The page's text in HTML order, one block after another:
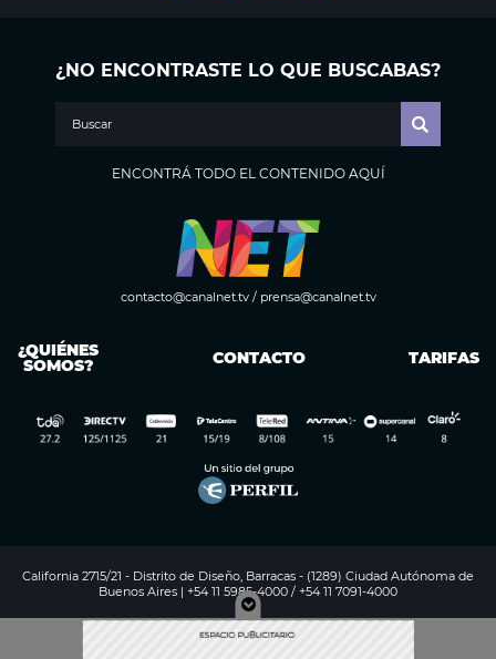
¿NO ENCONTRASTE LO QUE BUSCABAS?
ENCONTRÁ TODO EL CONTENIDO AQUÍ
contacto@canalnet.tv/ prensa@canalnet.tv
¿QUIÉNES
SOMOS? CONTACTO TARIFAS
California 2715/21 - Distrito de Diseño, Barracas - (1289) Ciudad Autónoma de
Buenos Aires | +54 11 5985-4000 / +54 11 7091-4000
Digitalproserver